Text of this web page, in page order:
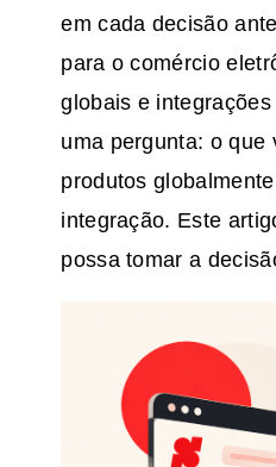
em cada decisão
para o comércio
globais e
uma pergunta: o que
produtos
integração. Este
possa tomar a